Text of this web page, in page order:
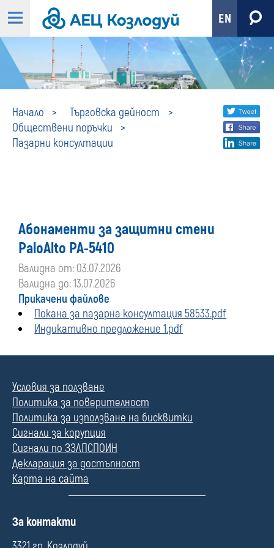
EN
Начало
Търговска дейност
Обществени поръчки
Пазарни консултации
Пазарни
консултации
Share
social
Абонаменти за защитни стени
PaloAlto PA-5410
Валидна от: 03.07.2026
Валидна до: 13.07.2026
Прикачени файлове
Покана за пазарна консултация 58533.pdf
Индикативно предложение 1.pdf
Условия за ползване
Политика за поверителност
Политика за използване на бисквитки
Сигнали за корупция
Сигнали по ЗЗЛПСПОИН
Декларация за достъпност
Карта на сайта
П
л
За контакти